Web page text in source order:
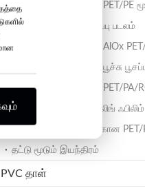
EVOH/PP உயர் தடுப்பு படலம்
PET/PE தட்டுக்கான சீலிங் ஃபிலிம்
தட்டு மூடும் இயந்திரம்
PVC தாள்